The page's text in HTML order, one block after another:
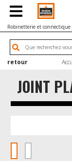
Robinetterie et connectique
retour
JOINT